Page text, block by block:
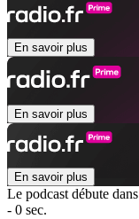
En savoir plus
En savoir plus
En savoir plus
Le podcast débute dans
- 0 sec.